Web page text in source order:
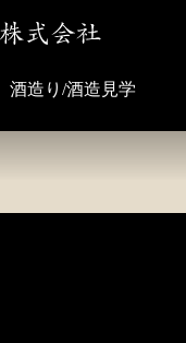
酒造り/酒造見学